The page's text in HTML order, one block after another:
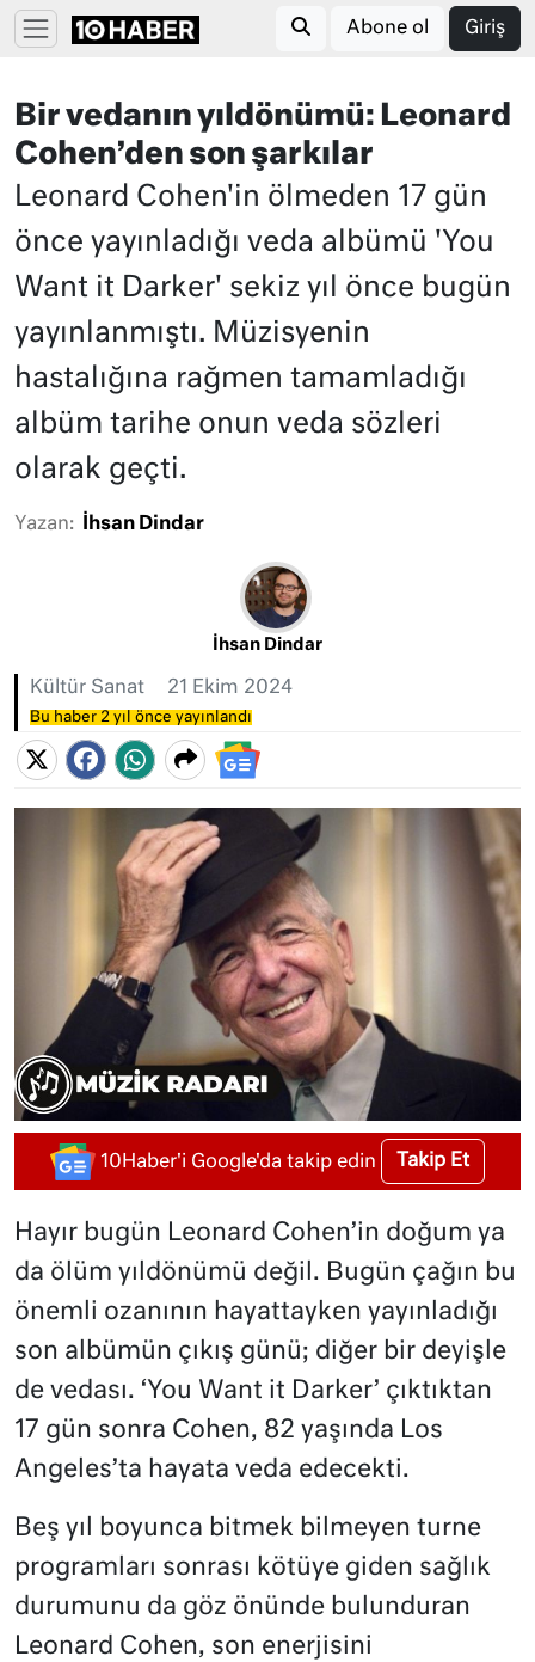
Abone ol Giriş
Bir vedanın yıldönümü: Leonard
Cohen’den son şarkılar
Leonard Cohen'in ölmeden 17 gün
önce yayınladığı veda albümü 'You
Want it Darker' sekiz yıl önce bugün
yayınlanmıştı. Müzisyenin
hastalığına rağmen tamamladığı
albüm tarihe onun veda sözleri
olarak geçti.
Yazan: İhsan Dindar
İhsan Dindar
Kültür Sanat 21 Ekim 2024
Bu haber 2 yıl önce yayınlandı
10Haber'i Google'da takip edin Takip Et
Hayır bugün Leonard Cohen’in doğum ya
da ölüm yıldönümü değil. Bugün çağın bu
önemli ozanının hayattayken yayınladığı
son albümün çıkış günü; diğer bir deyişle
de vedası. ‘You Want it Darker’ çıktıktan
17 gün sonra Cohen, 82 yaşında Los
Angeles’ta hayata veda edecekti.
Beş yıl boyunca bitmek bilmeyen turne
programları sonrası kötüye giden sağlık
durumunu da göz önünde bulunduran
Leonard Cohen, son enerjisini